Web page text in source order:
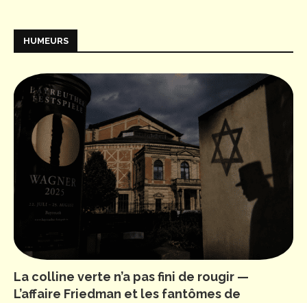
HUMEURS
La colline verte n’a pas fini de rougir —
L’affaire Friedman et les fantômes de